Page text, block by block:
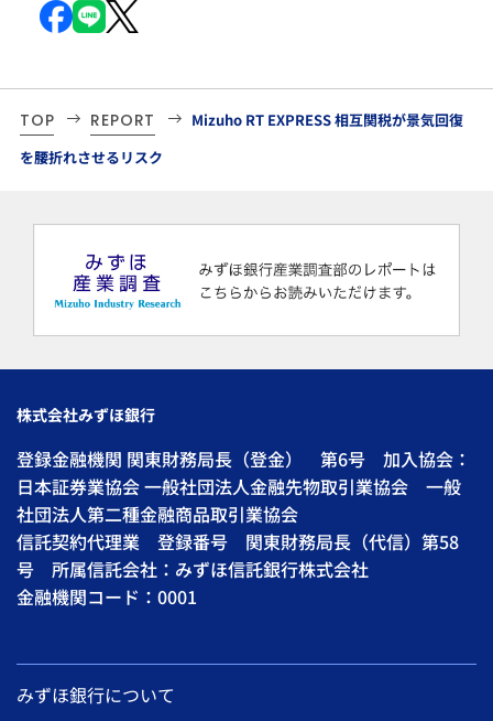
TOP REPORT
Mizuho RT EXPRESS 相互関税が景気回復
を腰折れさせるリスク
株式会社みずほ銀行
登録金融機関 関東財務局長（登金） 第6号 加入協会：
日本証券業協会 一般社団法人金融先物取引業協会 一般
社団法人第二種金融商品取引業協会
信託契約代理業 登録番号 関東財務局長（代信）第58
号 所属信託会社：みずほ信託銀行株式会社
金融機関コード：0001
みずほ銀行について